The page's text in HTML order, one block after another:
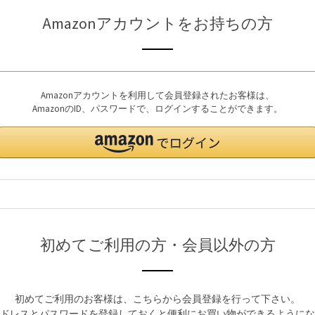
Amazonアカウントをお持ちの方
Amazonアカウントを利用して会員登録されたお客様は、
AmazonのID、パスワードで、ログインすることができます。
初めてご利用の方・会員以外の方
初めてご利用のお客様は、こちらから会員登録を行って下さい。